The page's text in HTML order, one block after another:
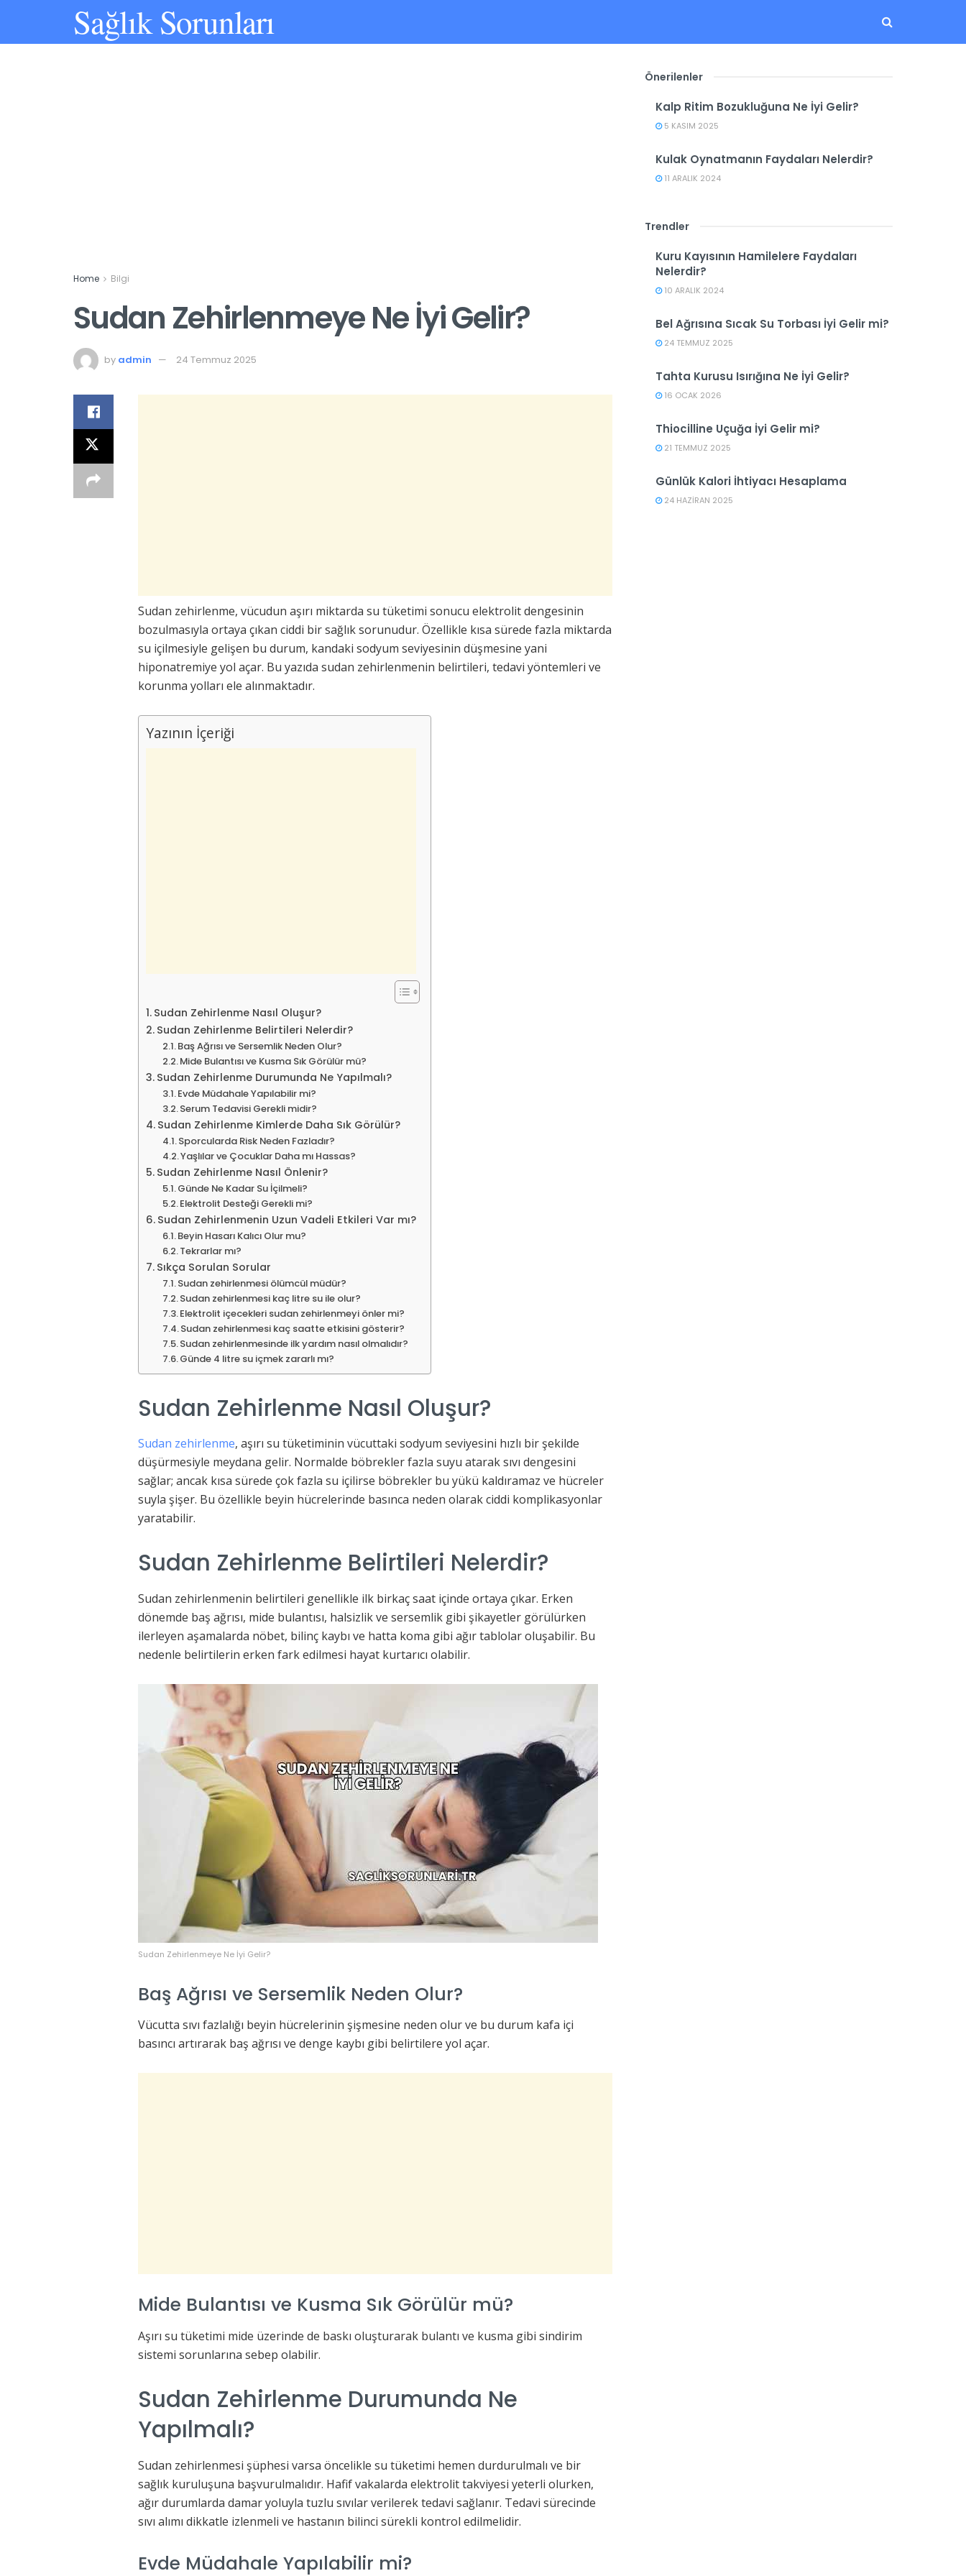
Sağlık Sorunları
Home Bilgi
Sudan Zehirlenmeye Ne İyi Gelir?
by admin 24 Temmuz 2025
Sudan zehirlenme, vücudun aşırı miktarda su tüketimi sonucu elektrolit dengesinin
bozulmasıyla ortaya çıkan ciddi bir sağlık sorunudur. Özellikle kısa sürede fazla miktarda
su içilmesiyle gelişen bu durum, kandaki sodyum seviyesinin düşmesine yani
hiponatremiye yol açar. Bu yazıda sudan zehirlenmenin belirtileri, tedavi yöntemleri ve
korunma yolları ele alınmaktadır.
Yazının İçeriği
Sudan Zehirlenme Nasıl Oluşur?
Sudan Zehirlenme Belirtileri Nelerdir?
Baş Ağrısı ve Sersemlik Neden Olur?
Mide Bulantısı ve Kusma Sık Görülür mü?
Sudan Zehirlenme Durumunda Ne Yapılmalı?
Evde Müdahale Yapılabilir mi?
Serum Tedavisi Gerekli midir?
Sudan Zehirlenme Kimlerde Daha Sık Görülür?
Sporcularda Risk Neden Fazladır?
Yaşlılar ve Çocuklar Daha mı Hassas?
Sudan Zehirlenme Nasıl Önlenir?
Günde Ne Kadar Su İçilmeli?
Elektrolit Desteği Gerekli mi?
Sudan Zehirlenmenin Uzun Vadeli Etkileri Var mı?
Beyin Hasarı Kalıcı Olur mu?
Tekrarlar mı?
Sıkça Sorulan Sorular
Sudan zehirlenmesi ölümcül müdür?
Sudan zehirlenmesi kaç litre su ile olur?
Elektrolit içecekleri sudan zehirlenmeyi önler mi?
Sudan zehirlenmesi kaç saatte etkisini gösterir?
Sudan zehirlenmesinde ilk yardım nasıl olmalıdır?
Günde 4 litre su içmek zararlı mı?
Sudan Zehirlenme Nasıl Oluşur?
Sudan zehirlenme, aşırı su tüketiminin vücuttaki sodyum seviyesini hızlı bir şekilde
düşürmesiyle meydana gelir. Normalde böbrekler fazla suyu atarak sıvı dengesini
sağlar; ancak kısa sürede çok fazla su içilirse böbrekler bu yükü kaldıramaz ve hücreler
suyla şişer. Bu özellikle beyin hücrelerinde basınca neden olarak ciddi komplikasyonlar
yaratabilir.
Sudan Zehirlenme Belirtileri Nelerdir?
Sudan zehirlenmenin belirtileri genellikle ilk birkaç saat içinde ortaya çıkar. Erken
dönemde baş ağrısı, mide bulantısı, halsizlik ve sersemlik gibi şikayetler görülürken
ilerleyen aşamalarda nöbet, bilinç kaybı ve hatta koma gibi ağır tablolar oluşabilir. Bu
nedenle belirtilerin erken fark edilmesi hayat kurtarıcı olabilir.
Sudan Zehirlenmeye Ne İyi Gelir?
Baş Ağrısı ve Sersemlik Neden Olur?
Vücutta sıvı fazlalığı beyin hücrelerinin şişmesine neden olur ve bu durum kafa içi
basıncı artırarak baş ağrısı ve denge kaybı gibi belirtilere yol açar.
Mide Bulantısı ve Kusma Sık Görülür mü?
Aşırı su tüketimi mide üzerinde de baskı oluşturarak bulantı ve kusma gibi sindirim
sistemi sorunlarına sebep olabilir.
Sudan Zehirlenme Durumunda Ne
Yapılmalı?
Sudan zehirlenmesi şüphesi varsa öncelikle su tüketimi hemen durdurulmalı ve bir
sağlık kuruluşuna başvurulmalıdır. Hafif vakalarda elektrolit takviyesi yeterli olurken,
ağır durumlarda damar yoluyla tuzlu sıvılar verilerek tedavi sağlanır. Tedavi sürecinde
sıvı alımı dikkatle izlenmeli ve hastanın bilinci sürekli kontrol edilmelidir.
Evde Müdahale Yapılabilir mi?
Önerilenler
Kalp Ritim Bozukluğuna Ne İyi Gelir?
5 KASIM 2025
Kulak Oynatmanın Faydaları Nelerdir?
11 ARALIK 2024
Trendler
Kuru Kayısının Hamilelere Faydaları
Nelerdir?
10 ARALIK 2024
Bel Ağrısına Sıcak Su Torbası İyi Gelir mi?
24 TEMMUZ 2025
Tahta Kurusu Isırığına Ne İyi Gelir?
16 OCAK 2026
Thiocilline Uçuğa İyi Gelir mi?
21 TEMMUZ 2025
Günlük Kalori İhtiyacı Hesaplama
24 HAZIRAN 2025